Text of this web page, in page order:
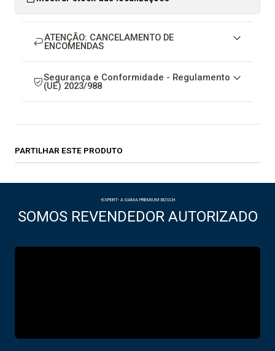
ATENÇÃO: CANCELAMENTO DE
ENCOMENDAS
Segurança e Conformidade - Regulamento
(UE) 2023/988
PARTILHAR ESTE PRODUTO
-EXPERT- A GAMA PREMIUM BOSCH
SOMOS REVENDEDOR AUTORIZADO